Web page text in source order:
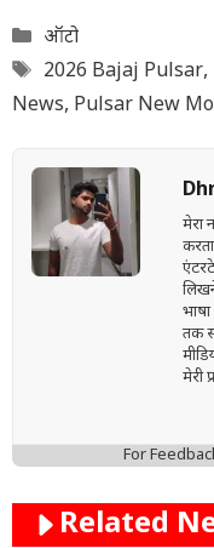
Categories
ऑटो
Tags
2026 Bajaj Pulsar,
News, Pulsar New
मेरा
तक
मेरी
For
Related